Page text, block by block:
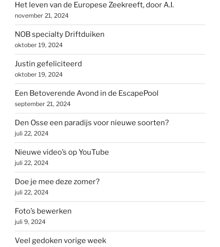
Het leven van de Europese Zeekreeft, door A.I.
november 21, 2024
NOB specialty Driftduiken
oktober 19, 2024
Justin gefeliciteerd
oktober 19, 2024
Een Betoverende Avond in de EscapePool
september 21, 2024
Den Osse een paradijs voor nieuwe soorten?
juli 22, 2024
Nieuwe video’s op YouTube
juli 22, 2024
Doe je mee deze zomer?
juli 22, 2024
Foto’s bewerken
juli 9, 2024
Veel gedoken vorige week